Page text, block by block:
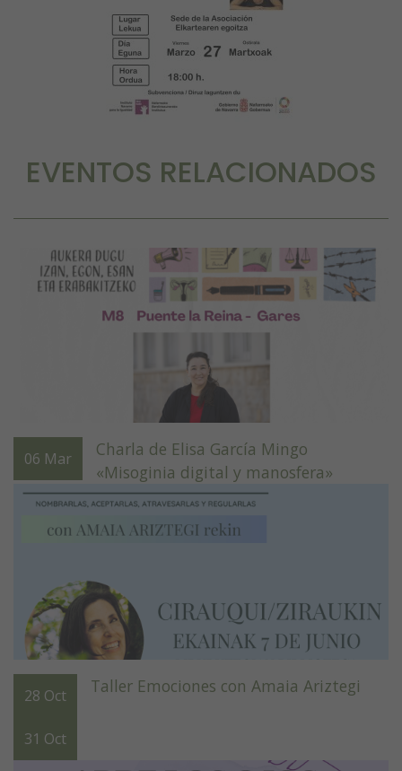
EVENTOS RELACIONADOS
06 Mar
Charla de Elisa García Mingo
«Misoginia digital y manosfera»
28 Oct
31 Oct
Taller Emociones con Amaia Ariztegi